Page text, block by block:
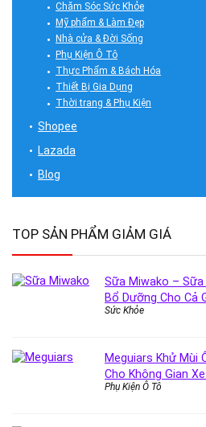
Chăm Sóc Sức Khỏe
Mỹ phẩm & Làm Đẹp
Nhà cửa & Đời Sống
Phụ Kiện Ô Tô
Thực Phẩm & Bách Hóa
Thiết Bị Gia Dụng
Thời trang & Phụ Kiện
Shopee
Lazada
Blog
TOP SẢN PHẨM GIẢM GIÁ
Sữa Miwako –
Bổ Dưỡng Cho Cả
Sức Khỏe
Meguiars Khử Mùi
Cho Không Gian
Phụ Kiện Ô Tô